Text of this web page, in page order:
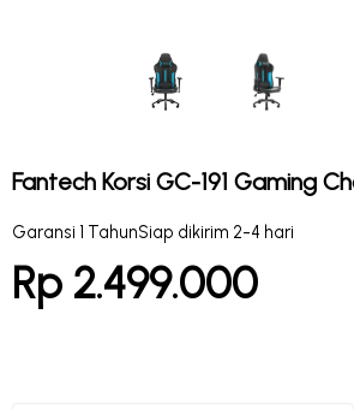
Fantech Korsi GC-191 Gaming
Garansi 1 TahunSiap dikirim 2-4 hari
Rp 2.499.000